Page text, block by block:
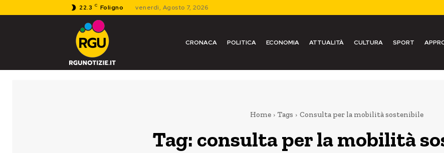
22.3 C Foligno venerdì, Agosto 7, 2026
CRONACA POLITICA ECONOMIA ATTUALITÀ CULTURA SPORT
Home Tags Consulta per la mobilità sostenibile
Tag: consulta per la mobilità